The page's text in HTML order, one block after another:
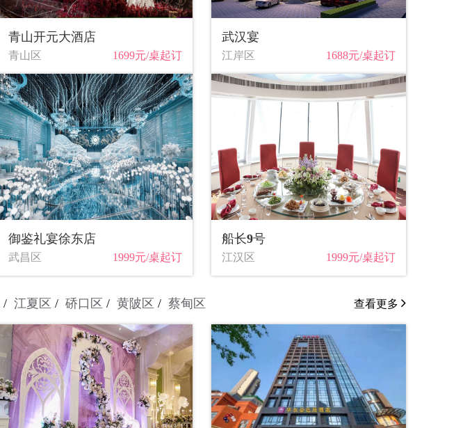
青山开元大酒店
青山区 1699元/桌起订
武汉宴
江岸区 1688元/桌起订
御鉴礼宴徐东店
武昌区 1999元/桌起订
船长9号
江汉区 1999元/桌起订
江夏区 硚口区 黄陂区 蔡甸区 查看更多